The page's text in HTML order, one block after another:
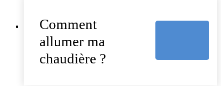
Comment
allumer ma
chaudière ?